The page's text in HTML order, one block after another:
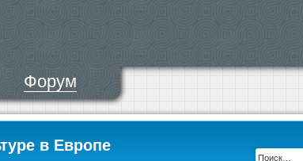
Форум
в Европе